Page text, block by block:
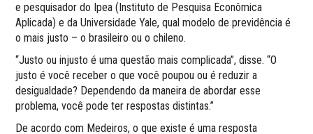
e pesquisador do Ipea (Instituto de Pesquisa Econômica
Aplicada) e da Universidade Yale, qual modelo de previdência é
o mais justo – o brasileiro ou o chileno.
“Justo ou injusto é uma questão mais complicada”, disse. “O
justo é você receber o que você poupou ou é reduzir a
desigualdade? Dependendo da maneira de abordar esse
problema, você pode ter respostas distintas.”
De acordo com Medeiros, o que existe é uma resposta